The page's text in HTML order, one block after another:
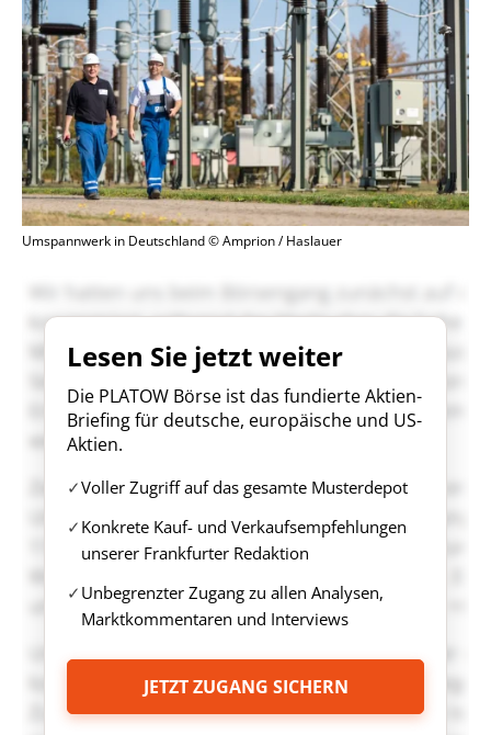
Umspannwerk in Deutschland © Amprion / Haslauer
Lesen Sie jetzt weiter
Die PLATOW Börse ist das fundierte Aktien-
Briefing für deutsche, europäische und US-
Aktien.
Voller Zugriff auf das gesamte Musterdepot
Konkrete Kauf- und Verkaufsempfehlungen
unserer Frankfurter Redaktion
Unbegrenzter Zugang zu allen Analysen,
Marktkommentaren und Interviews
JETZT ZUGANG SICHERN